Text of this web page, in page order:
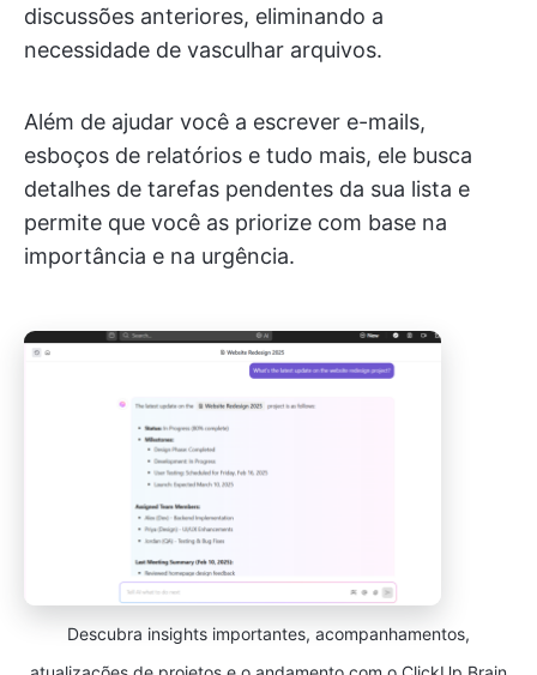
discussões anteriores, eliminando a
necessidade de vasculhar arquivos.
Além de ajudar você a escrever e-mails,
esboços de relatórios e tudo mais, ele busca
detalhes de tarefas pendentes da sua lista e
permite que você as priorize com base na
importância e na urgência.
Descubra insights importantes, acompanhamentos,